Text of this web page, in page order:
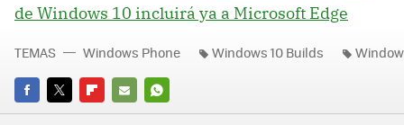
de Windows 10 incluirá ya a Microsoft Edge
FACEBOOK
TWITTERFLIPBOARD
E-
WHATSAPP
TEMAS Windows Phone Windows 10 Builds